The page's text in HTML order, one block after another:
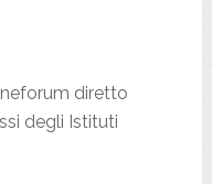
diretto
degli Istituti